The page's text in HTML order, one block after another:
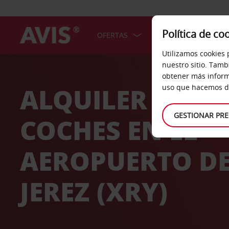
OFERTAS COCHES
ALQUILER DE
COCHES EN EL
AEROPUERTO
JEREZ (XRY)
Política de
Utilizamos
nuestro sitio.
obtener más
uso que hacemos
GESTIONAR